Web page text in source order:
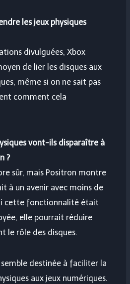
les jeux physiques
divulguées, Xbox
de lier les disques aux
même si on ne sait pas
comment cela
vont-ils disparaître à
?
sûr, mais Positron montre
à un avenir avec moins de
cette fonctionnalité était
elle pourrait réduire
le rôle des disques.
destinée à faciliter la
aux jeux numériques.